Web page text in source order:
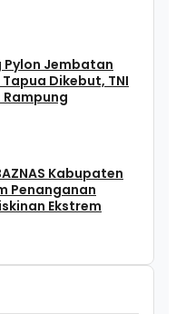
Pylon Jembatan
Dikebut, TNI
Kabupaten
Penanganan
Ekstrem